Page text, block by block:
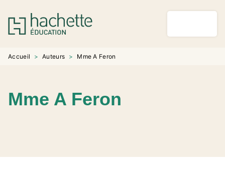
MENU RECHERCHE
PIED DE PAGE
Accueil > Auteurs > Mme A Feron
Mme A Feron